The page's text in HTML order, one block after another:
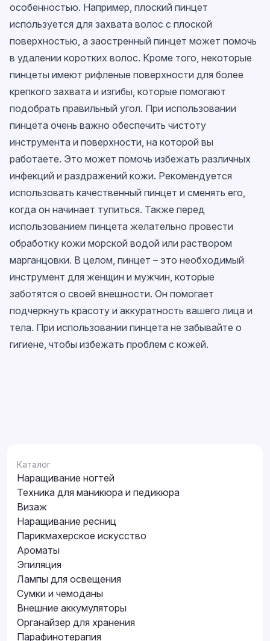
особенностью. Например, плоский пинцет
используется для захвата волос с плоской
поверхностью, а заостренный пинцет может помочь
в удалении коротких волос. Кроме того, некоторые
пинцеты имеют рифленые поверхности для более
крепкого захвата и изгибы, которые помогают
подобрать правильный угол. При использовании
пинцета очень важно обеспечить чистоту
инструмента и поверхности, на которой вы
работаете. Это может помочь избежать различных
инфекций и раздражений кожи. Рекомендуется
использовать качественный пинцет и сменять его,
когда он начинает тупиться. Также перед
использованием пинцета желательно провести
обработку кожи морской водой или раствором
марганцовки. В целом, пинцет – это необходимый
инструмент для женщин и мужчин, которые
заботятся о своей внешности. Он помогает
подчеркнуть красоту и аккуратность вашего лица и
тела. При использовании пинцета не забывайте о
гигиене, чтобы избежать проблем с кожей.
Каталог
Наращивание ногтей
Техника для маникюра и педикюра
Визаж
Наращивание ресниц
Парикмахерское искусство
Ароматы
Эпиляция
Лампы для освещения
Сумки и чемоданы
Внешние аккумуляторы
Органайзер для хранения
Парафинотерапия